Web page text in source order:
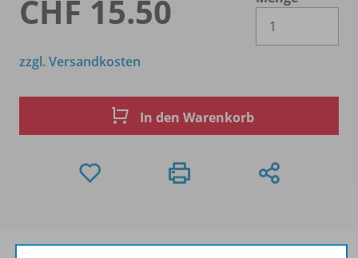
CHF 15.50
zzgl. Versandkosten
In den Warenkorb